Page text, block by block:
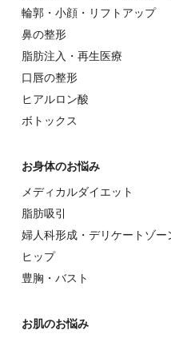
輪郭・⼩顔・リフトアップ
⿐の整形
脂肪注入・再生医療
⼝唇の整形
ヒアルロン酸
ボトックス
お⾝体のお悩み
メディカルダイエット
脂肪吸引
婦⼈科形成・デリケートゾー
ヒップ
豊胸・バスト
お肌のお悩み